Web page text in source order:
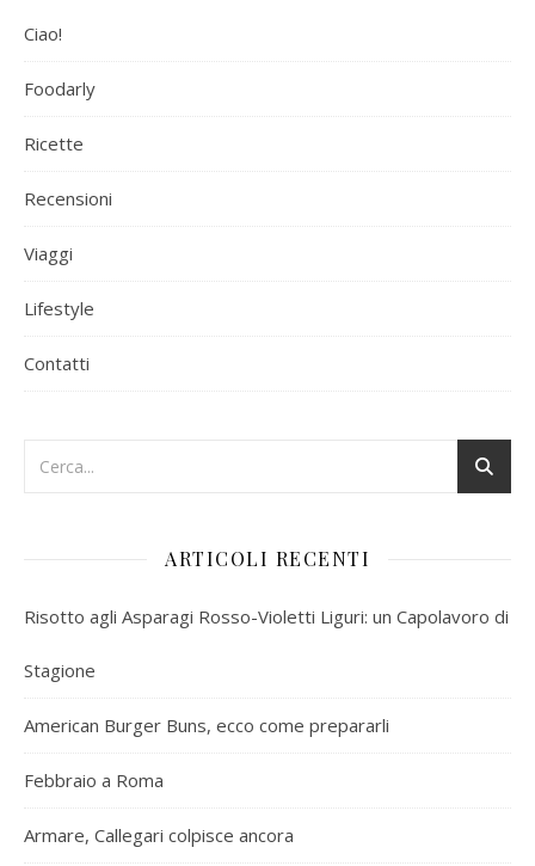
Ciao!
Foodarly
Ricette
Recensioni
Viaggi
Lifestyle
Contatti
ARTICOLI RECENTI
Risotto agli Asparagi Rosso-Violetti Liguri: un Capolavoro di
Stagione
American Burger Buns, ecco come prepararli
Febbraio a Roma
Armare, Callegari colpisce ancora